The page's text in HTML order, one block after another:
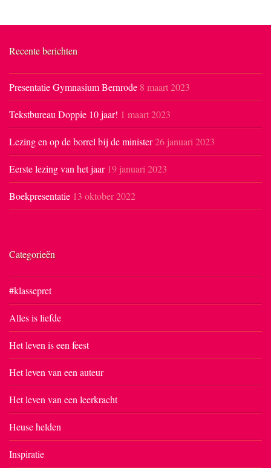
Recente berichten
Presentatie Gymnasium Bernrode 8 maart 2023
Tekstbureau Doppie 10 jaar! 1 maart 2023
Lezing en op de borrel bij de minister26 januari 2023
Eerste lezing van het jaar 19 januari 2023
Boekpresentatie 13 oktober 2022
Categorieën
#klassepret
Alles is liefde
Het leven is een feest
Het leven van een auteur
Het leven van een leerkracht
Heuse helden
Inspiratie